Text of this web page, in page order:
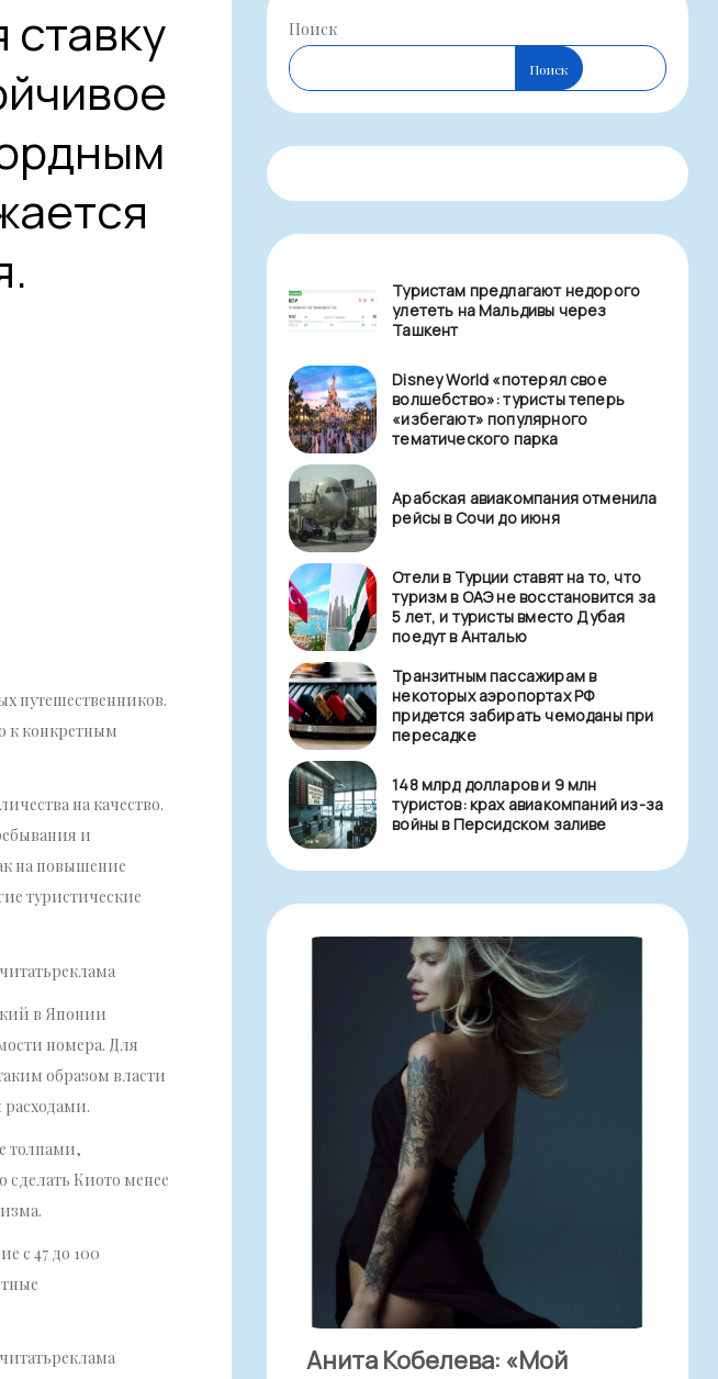
путешественников.
к конкретным
на качество.
и
на повышение
туристические
в Японии
номера. Для
образом власти
толпами,
сделать Киото менее
с 47 до 100
Поиск
Поиск
Туристам предлагают недорого
улететь на Мальдивы через
Ташкент
Disney World «потерял свое
волшебство»: туристы теперь
«избегают» популярного
тематического парка
Арабская авиакомпания отменила
рейсы в Сочи до июня
Отели в Турции ставят на то, что
туризм в ОАЭ не восстановится за
5 лет, и туристы вместо Дубая
поедут в Анталью
Транзитным пассажирам в
некоторых аэропортах РФ
придется забирать чемоданы при
пересадке
148 млрд долларов и 9 млн
туристов: крах авиакомпаний из-за
войны в Персидском заливе
Анита Кобелева: «Мой